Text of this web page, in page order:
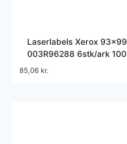
Laserlabels Xerox
003R96288 6stk/ark
85,06 kr.